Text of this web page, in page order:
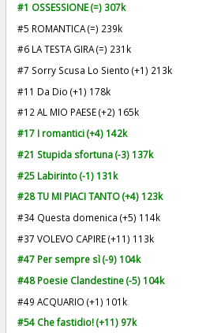
#1 OSSESSIONE (=) 307k
#5 ROMANTICA (=) 239k
#6 LA TESTA GIRA (=) 231k
#7 Sorry Scusa Lo Siento (+1) 213k
#11 Da Dio (+1) 178k
#12 AL MIO PAESE (+2) 165k
#17 I romantici (+4) 142k
#21 Stupida sfortuna (-3) 137k
#25 Labirinto (-1) 131k
#28 TU MI PIACI TANTO (+4) 123k
#34 Questa domenica (+5) 114k
#37 VOLEVO CAPIRE (+11) 113k
#47 Per sempre sì (-9) 104k
#48 Poesie Clandestine (-5) 104k
#49 ACQUARIO (+1) 101k
#54 Che fastidio! (+11) 97k